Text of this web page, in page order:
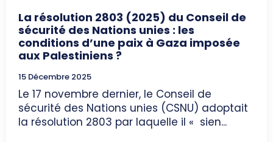
La résolution 2803 (2025) du Conseil de
sécurité des Nations unies : les
conditions d’une paix à Gaza imposée
aux Palestiniens ?
15 Décembre 2025
Le 17 novembre dernier, le Conseil de
sécurité des Nations unies (CSNU) adoptait
la résolution 2803 par laquelle il « sien...